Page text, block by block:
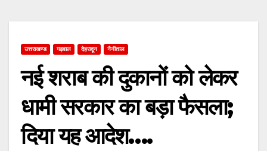
उत्तराखण्ड गढ़वाल देहरादून नैनीताल
नई शराब की दुकानों को लेकर
धामी सरकार का बड़ा फैसला;
दिया यह आदेश….